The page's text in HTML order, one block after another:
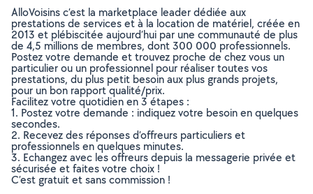
AlloVoisins c’est la marketplace leader dédiée aux
prestations de services et à la location de matériel, créée en
2013 et plébiscitée aujourd’hui par une communauté de plus
de 4,5 millions de membres, dont 300 000 professionnels.
Postez votre demande et trouvez proche de chez vous un
particulier ou un professionnel pour réaliser toutes vos
prestations, du plus petit besoin aux plus grands projets,
pour un bon rapport qualité/prix.
Facilitez votre quotidien en 3 étapes :
1. Postez votre demande : indiquez votre besoin en quelques
secondes.
2. Recevez des réponses d’offreurs particuliers et
professionnels en quelques minutes.
3. Echangez avec les offreurs depuis la messagerie privée et
sécurisée et faites votre choix !
C’est gratuit et sans commission !